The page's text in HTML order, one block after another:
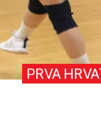
PRVA